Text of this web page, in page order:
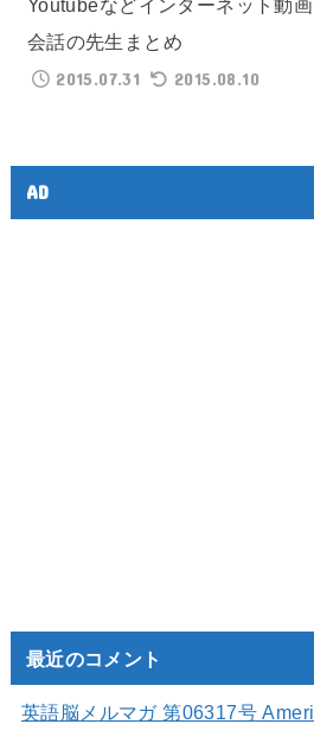
Youtubeなどインターネット動
会話の先生まとめ
2015.07.31
2015.08.10
AD
最近のコメント
英語脳メルマガ 第06317号